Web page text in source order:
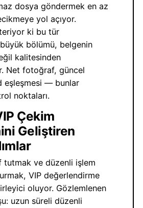
dosya göndermek en az
yol açıyor.
ki bu tür
bölümü, belgenin
kalitesinden
Net fotoğraf, güncel
eşleşmesi — bunlar
noktaları.
Çekim
Geliştiren
tutmak ve düzenli işlem
VIP değerlendirme
oluyor. Gözlemlenen
uzun süreli düzenli